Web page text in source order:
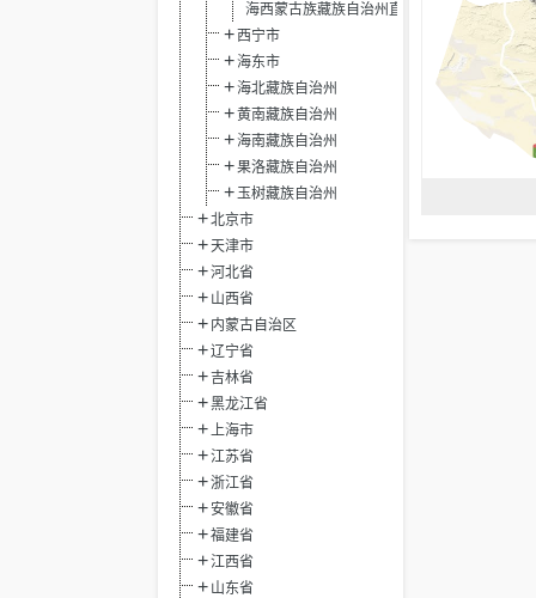
海西蒙古族藏族自治州直辖
西宁市
海东市
海北藏族自治州
黄南藏族自治州
海南藏族自治州
果洛藏族自治州
玉树藏族自治州
北京市
天津市
河北省
山西省
内蒙古自治区
辽宁省
吉林省
黑龙江省
上海市
江苏省
浙江省
安徽省
福建省
江西省
山东省